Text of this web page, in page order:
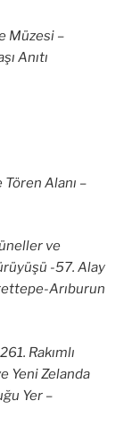
Müzesi –
Anıtı
Alanı –
ve
-57. Alay
Arıburun
Rakımlı
Yeni Zelanda
Yer –